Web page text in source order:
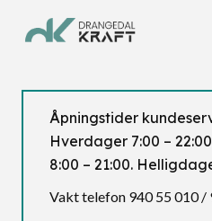
Åpningstider
Hverdager 7:00 –
8:00 – 21:00.
Vakt telefon 940 55 010 /